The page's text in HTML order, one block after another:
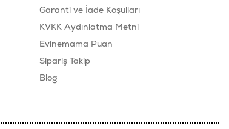
Garanti ve İade Koşulları
KVKK Aydınlatma Metni
Evinemama Puan
Sipariş Takip
Blog